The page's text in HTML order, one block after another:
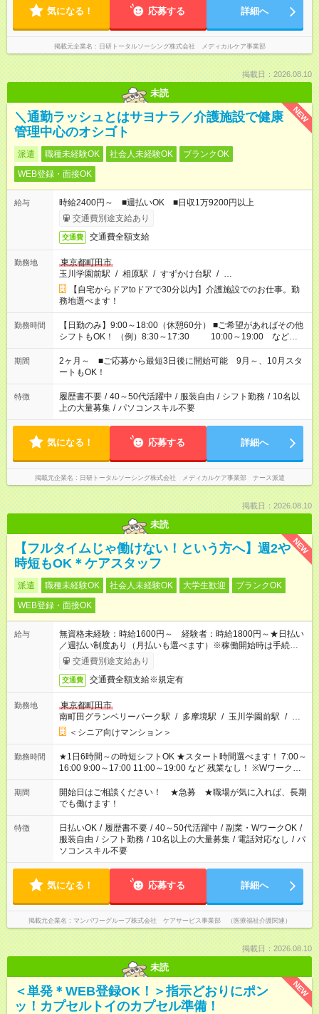
気になる！ 応募する 詳細へ
掲載元企業名 日研トータルソーシング株式会社 メディカルケア事業部
掲載日：2026.08.10
未読
NEW
＼通勤ラッシュとはサヨナラ／介護施設で健康
管理中心のオシゴト
派遣 職種未経験OK 社会人未経験OK
ブランクOK
WEB登録・面接OK
給与
時給2400円～ ■週払いOK ■日収1万9200円以上
交通費別途支給あり
交通費 交通費全額支給
勤務地
東京都町田市
玉川学園前駅 / 相原駅 / すずかけ台駅 / …
【自宅からドアtoドアで30分以内】介護施設でのお仕事。勤
務地選べます！
勤務時間
【日勤のみ】9:00～18:00（休憩60分） ■ご希望があればその他
シフトもOK！ （例）8:30～17:30 10:00～19:00 など
「家族とお休みを合わせたい」 「余裕を持って夕飯の準備がし
たい」 「できれば残業はしたくない」 など、ご希望があれば教
えてくださいね。 ※Wワーク希望の方へ 今ご覧のお仕事で希望
する勤務時間と、もう1つのお仕事の勤務時間。 合計で週40時
間を超える場合は応募できません
期間
2ヶ月～ ■ご応募から最短3日後に開始可能 9月～、10月スタ
ートもOK！
特徴 履歴書不要 / 40～50代活躍中 / 服装自由 / シフト勤務 / 10名以
上の大量募集 / パソコンスキル不要
気になる！ 応募する 詳細へ
掲載元企業名 日研トータルソーシング株式会社 メディカルケア事業部 ナース派遣
掲載日：2026.08.10
未読
NEW
【フルタイムじゃ働けない！という方へ】週2や
時短もOK＊ケアスタッフ
派遣 職種未経験OK 社会人未経験OK 大学生歓迎
ブランクOK
WEB登録・面接OK
給与
無資格未経験：時給1600円～ 経験者：時給1800円～★日払い
／週払い制度あり（月払いも選べます）※稼働開始時は手続き完
了次第のお支払いとなります。
交通費別途支給あり
交通費 交通費全額支給※規定有
勤務地
東京都町田市
南町田グランベリーパーク駅 / 多摩境駅 / 玉川学園前駅 / …
＜シニア向けマンション＞
勤務時間
★1日6時間～の時短シフトOK ★スタート時間選べます！ 7:00～
16:00 9:00～17:00 11:00～19:00 など 残業なし！ ※Wワークの
場合、他のお仕事と合わせ週40時間超の就業はご案内できませ
ん ※法令に基づき、週20時間以上勤務は社会保険への加入対象
となります ※労働者派遣法（日雇い派遣の原則禁止）により、
短時間・短期間の就業はご案内が難しい場合があります
期間
開始日はご相談ください！ ★急募 ★職場が気に入れば、長期
でも働けます！
特徴 日払いOK / 履歴書不要 / 40～50代活躍中 / 副業・WワークOK /
服装自由 / シフト勤務 / 10名以上の大量募集 / 電話対応なし / パ
ソコンスキル不要
気になる！ 応募する 詳細へ
掲載元企業名 マンパワーグループ株式会社 ケアサービス事業部 （医療福祉介護関連）
掲載日：2026.08.10
未読
NEW
＜単発＊WEB登録OK！＞指示どおりにポン
ッ！カプセルトイのカプセル準備！